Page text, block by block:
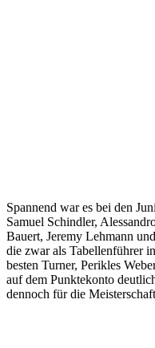
Spannend war es bei den
Samuel Schindler,
Bauert, Jeremy Lehmann
die zwar als Tabellenführer
besten Turner, Perikles
auf dem Punktekonto
dennoch für die